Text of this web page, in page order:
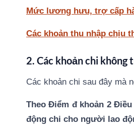
Mức lương hưu, trợ cấp
Các khoản thu nhập chịu
2. Các khoản chi không
Các khoản chi sau đây mà
Theo Điểm đ khoản 2
động chi cho người lao